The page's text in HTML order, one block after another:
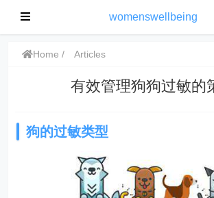
womenswellbeing
Home Articles
有效管理狗狗过敏的
狗的过敏类型